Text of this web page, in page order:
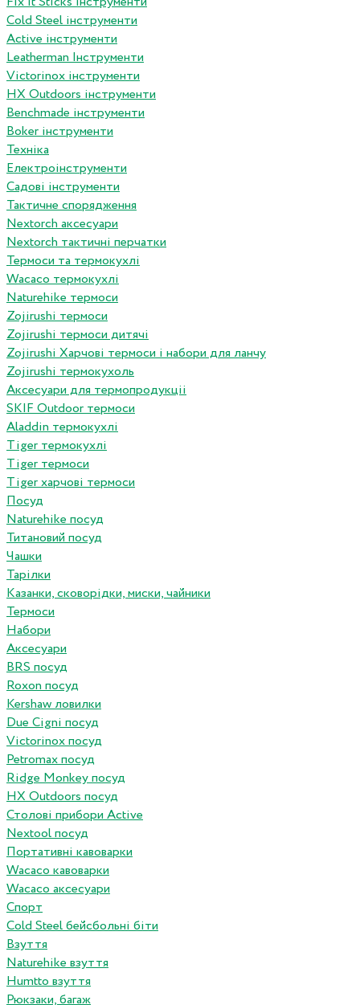
Сold Steel інструменти
Active інструменти
Leatherman Інструменти
Victorinox інструменти
HX Outdoors інструменти
Benchmade інструменти
Boker інструменти
Техніка
Електроінструменти
Садові інструменти
Тактичне спорядження
Nextorch аксесуари
Nextorch тактичні перчатки
Термоси та термокухлі
Wacaco термокухлі
Naturehike термоси
Zojirushi термоси
Zojirushi термоси дитячі
Zojirushi Харчові термоси і набори для ланчу
Zojirushi термокухоль
Аксесуари для термопродукціі
SKIF Outdoor термоси
Aladdin термокухлі
Tiger термокухлі
Tiger термоси
Tiger харчові термоси
Посуд
Naturehike посуд
Титановий посуд
Чашки
Тарілки
Казанки, сковорідки, миски, чайники
Термоси
Набори
Аксесуари
BRS посуд
Roxon посуд
Kershaw ловилки
Due Cigni посуд
Victorinox посуд
Petromax посуд
Ridge Monkey посуд
HX Outdoors посуд
Столові прибори Active
Nextool посуд
Портативні кавоварки
Wacaco кавоварки
Wacaco аксесуари
Спорт
Cold Steel бейсбольні біти
Взуття
Naturehike взуття
Humtto взуття
Рюкзаки, багаж